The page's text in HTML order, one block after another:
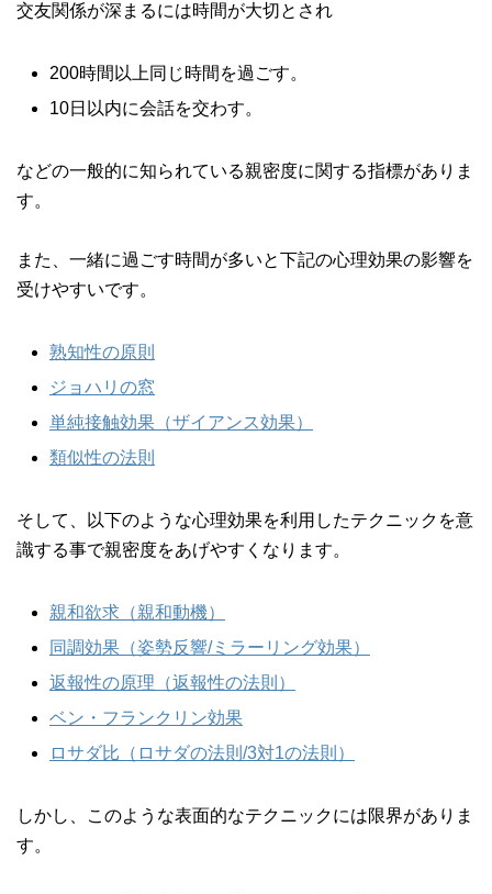
交友関係が深まるには時間が大切とされ
200時間以上同じ時間を過ごす。
10日以内に会話を交わす。
などの一般的に知られている親密度に関する指標がありま
す。
また、一緒に過ごす時間が多いと下記の心理効果の影響を
受けやすいです。
熟知性の原則
ジョハリの窓
単純接触効果（ザイアンス効果）
類似性の法則
そして、以下のような心理効果を利用したテクニックを意
識する事で親密度をあげやすくなります。
親和欲求（親和動機）
同調効果（姿勢反響/ミラーリング効果）
返報性の原理（返報性の法則）
ベン・フランクリン効果
ロサダ比（ロサダの法則/3対1の法則）
しかし、このような表面的なテクニックには限界がありま
す。